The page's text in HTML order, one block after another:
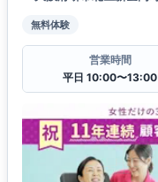
無料体験
営業時間
平日 10:00〜13:00